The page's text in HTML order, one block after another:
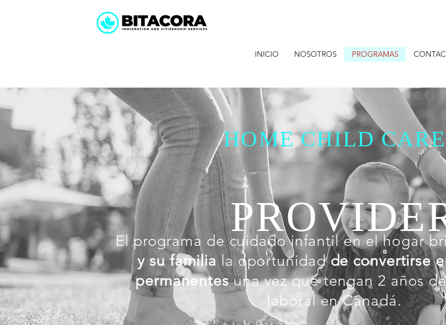
INICIO NOSOTROS PROGRAMAS
El programa de cuidado infantil en el hogar
y su familia la oportunidadde convertirse
permanentesuna vez que tengan 2 años
laboral en Canadá.
HOME CHILD CARE